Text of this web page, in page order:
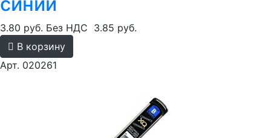
3.80 руб. Без НДС 3.85 руб.
В корзину
Арт. 020261